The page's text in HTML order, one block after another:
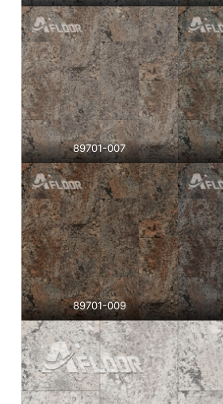
89701-007
89701-009